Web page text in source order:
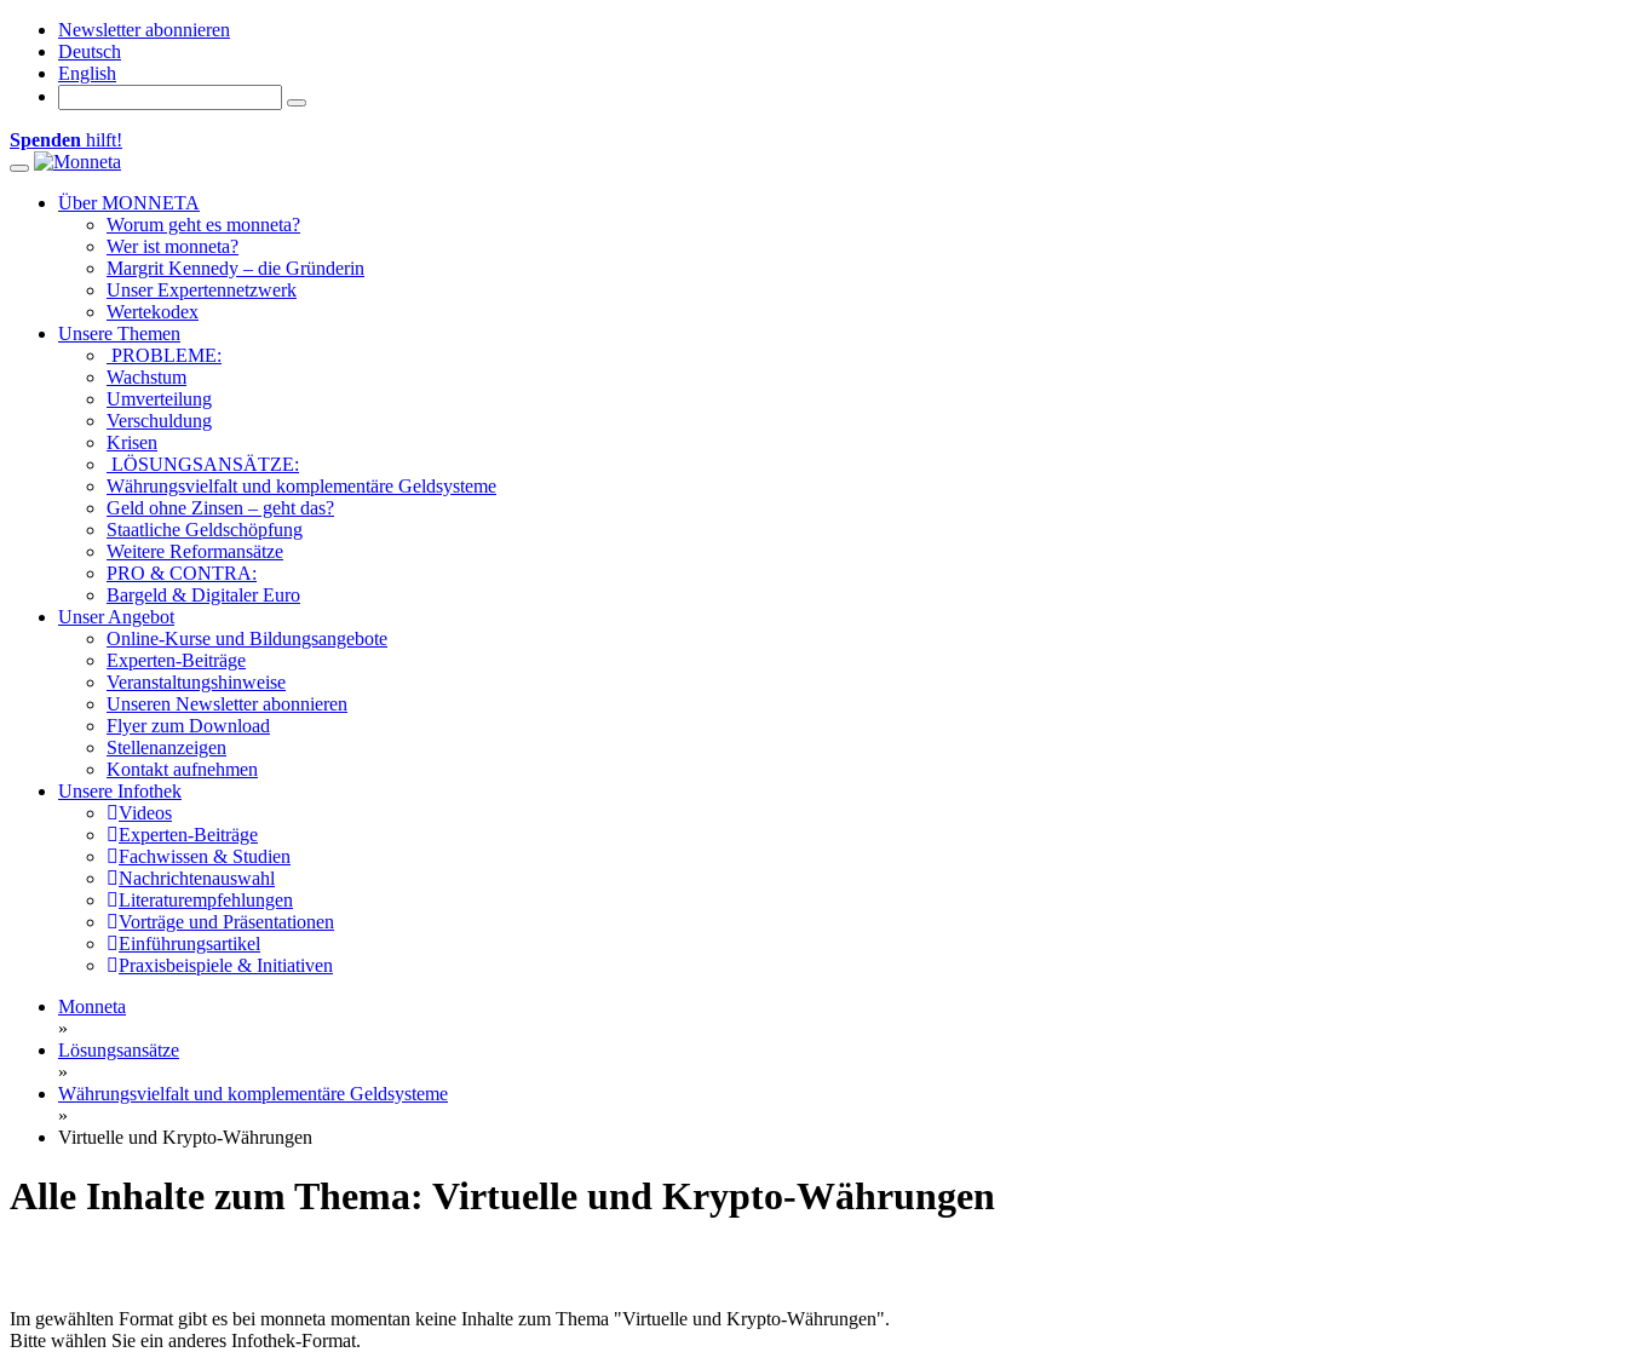
Newsletter abonnieren
Deutsch
English
Spenden hilft!
Toggle navigation
Über MONNETA
Worum geht es monneta?
Wer ist monneta?
Margrit Kennedy – die Gründerin
Unser Expertennetzwerk
Wertekodex
Unsere Themen
PROBLEME:
Wachstum
Umverteilung
Verschuldung
Krisen
LÖSUNGSANSÄTZE:
Währungsvielfalt und komplementäre Geldsysteme
Geld ohne Zinsen – geht das?
Staatliche Geldschöpfung
Weitere Reformansätze
PRO & CONTRA:
Bargeld & Digitaler Euro
Unser Angebot
Online-Kurse und Bildungsangebote
Experten-Beiträge
Veranstaltungshinweise
Unseren Newsletter abonnieren
Flyer zum Download
Stellenanzeigen
Kontakt aufnehmen
Unsere Infothek
Videos
Experten-Beiträge
Fachwissen & Studien
Nachrichtenauswahl
Literaturempfehlungen
Vorträge und Präsentationen
Einführungsartikel
Praxisbeispiele & Initiativen
Monneta
»
Lösungsansätze
»
Währungsvielfalt und komplementäre Geldsysteme
»
Virtuelle und Krypto-Währungen
Alle Inhalte zum Thema: Virtuelle und Krypto-Währungen
Im gewählten Format gibt es bei monneta momentan keine Inhalte zum Thema "Virtuelle und Krypto-Währungen".
Bitte wählen Sie ein anderes Infothek-Format.